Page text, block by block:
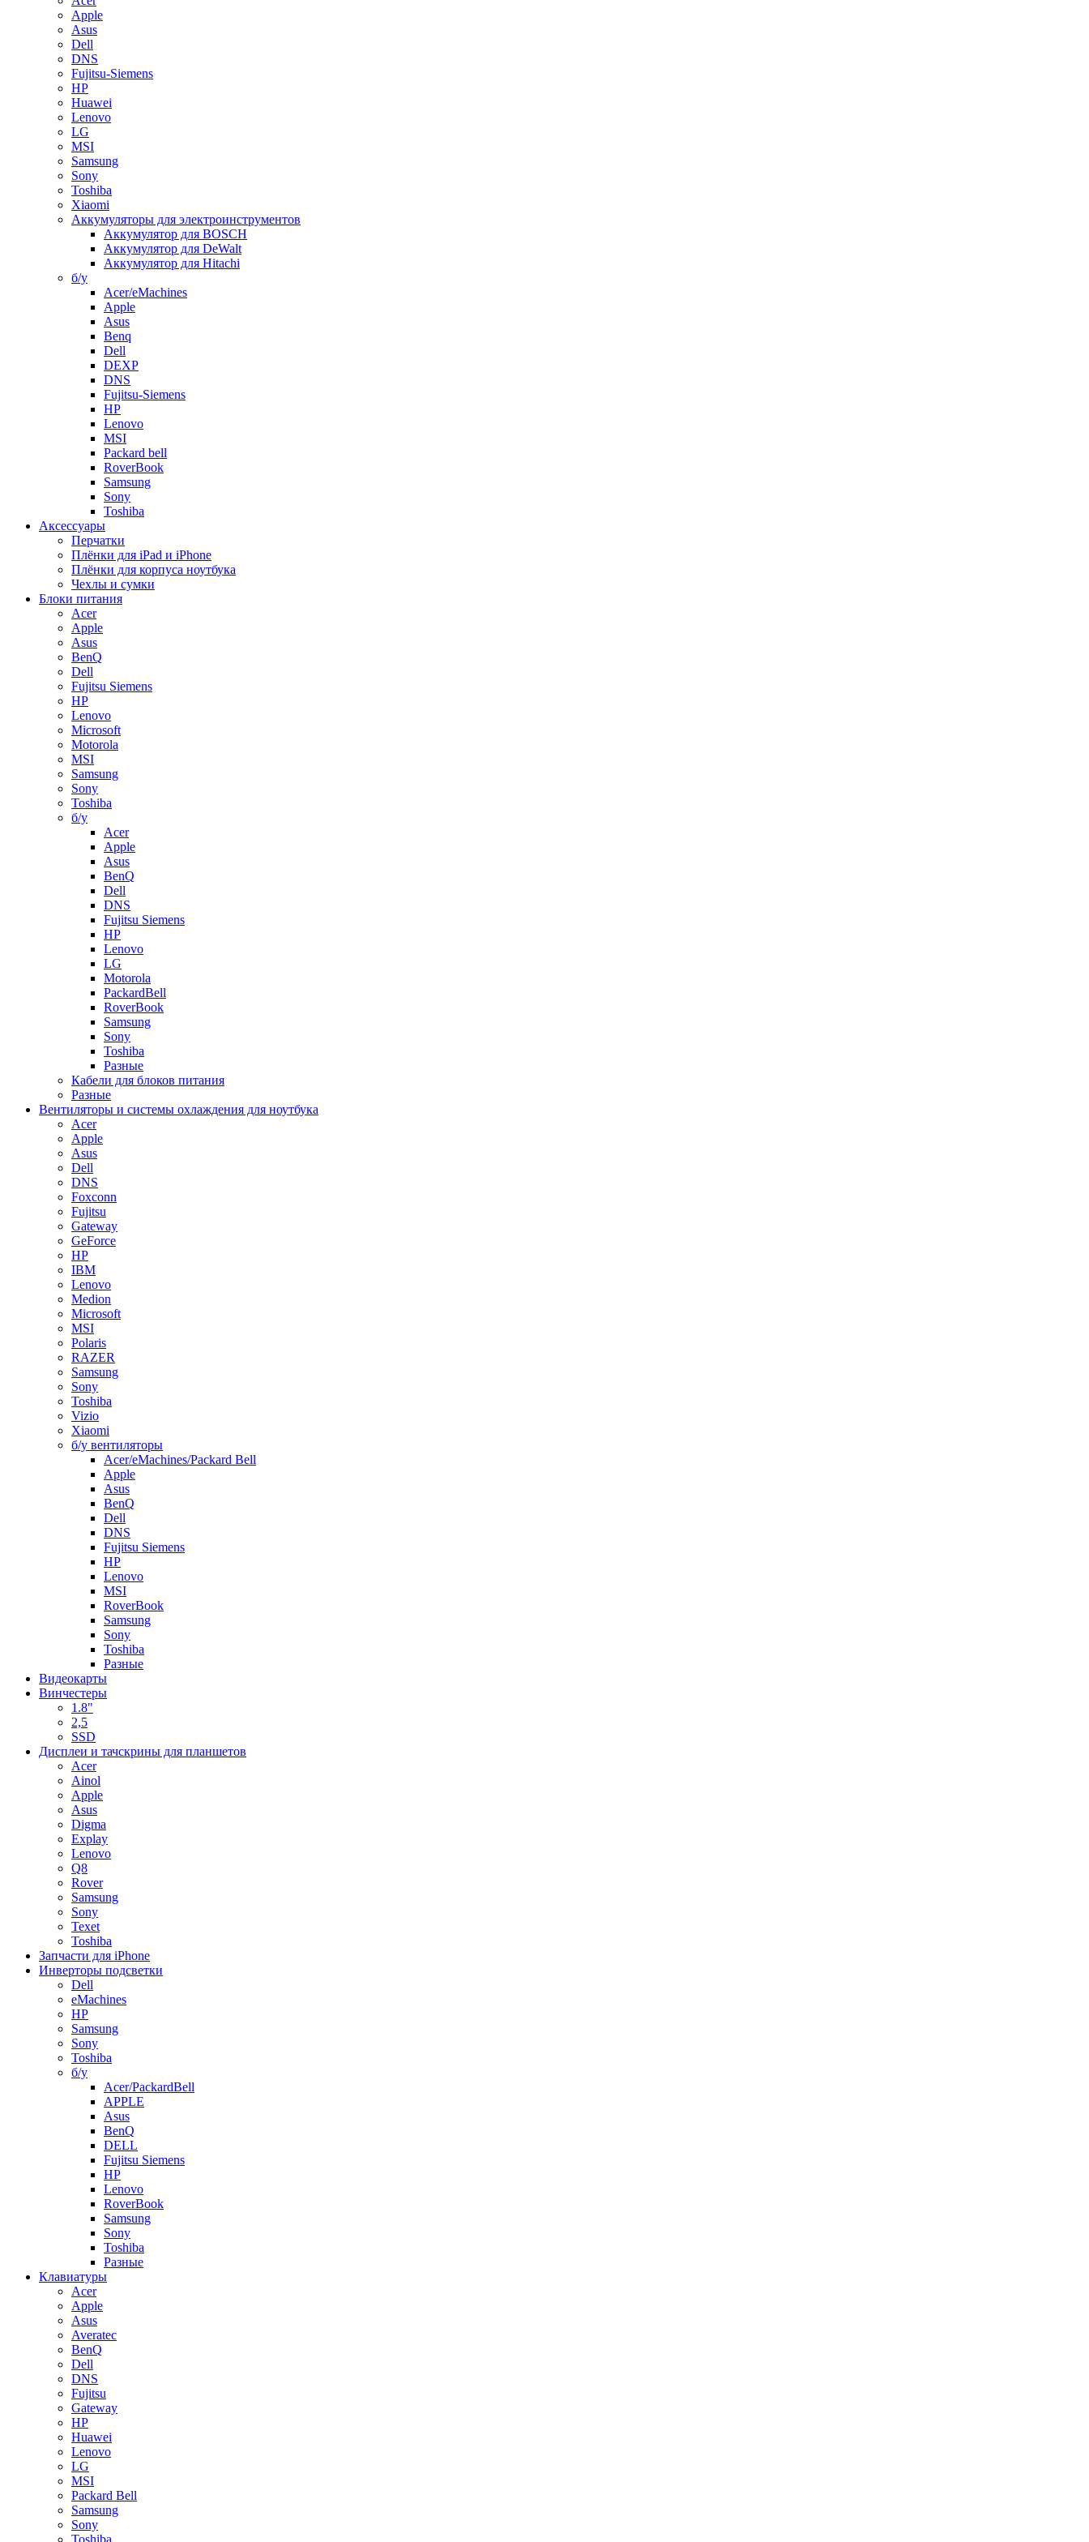
Apple
Asus
Dell
DNS
Fujitsu-Siemens
HP
Huawei
Lenovo
LG
MSI
Samsung
Sony
Toshiba
Xiaomi
Аккумуляторы для электроинструментов
Аккумулятор для BOSCH
Аккумулятор для DeWalt
Аккумулятор для Hitachi
б/у
Acer/eMachines
Apple
Asus
Benq
Dell
DEXP
DNS
Fujitsu-Siemens
HP
Lenovo
MSI
Packard bell
RoverBook
Samsung
Sony
Toshiba
Аксессуары
Перчатки
Плёнки для iPad и iPhone
Плёнки для корпуса ноутбука
Чехлы и сумки
Блоки питания
Acer
Apple
Asus
BenQ
Dell
Fujitsu Siemens
HP
Lenovo
Microsoft
Motorola
MSI
Samsung
Sony
Toshiba
б/у
Acer
Apple
Asus
BenQ
Dell
DNS
Fujitsu Siemens
HP
Lenovo
LG
Motorola
PackardBell
RoverBook
Samsung
Sony
Toshiba
Разные
Кабели для блоков питания
Разные
Вентиляторы и системы охлаждения для ноутбука
Acer
Apple
Asus
Dell
DNS
Foxconn
Fujitsu
Gateway
GeForce
HP
IBM
Lenovo
Medion
Microsoft
MSI
Polaris
RAZER
Samsung
Sony
Toshiba
Vizio
Xiaomi
б/у вентиляторы
Acer/eMachines/Packard Bell
Apple
Asus
BenQ
Dell
DNS
Fujitsu Siemens
HP
Lenovo
MSI
RoverBook
Samsung
Sony
Toshiba
Разные
Видеокарты
Винчестеры
1.8"
2,5
SSD
Дисплеи и тачскрины для планшетов
Acer
Ainol
Apple
Asus
Digma
Explay
Lenovo
Q8
Rover
Samsung
Sony
Texet
Toshiba
Запчасти для iPhone
Инверторы подсветки
Dell
eMachines
HP
Samsung
Sony
Toshiba
б/у
Acer/PackardBell
APPLE
Asus
BenQ
DELL
Fujitsu Siemens
HP
Lenovo
RoverBook
Samsung
Sony
Toshiba
Разные
Клавиатуры
Acer
Apple
Asus
Averatec
BenQ
Dell
DNS
Fujitsu
Gateway
HP
Huawei
Lenovo
LG
MSI
Packard Bell
Samsung
Sony
Toshiba